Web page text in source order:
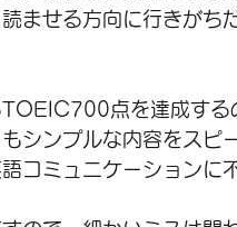
ませる方向に行きがち
点を達成する
シンプルな内容をスピ
コミュニケーションに